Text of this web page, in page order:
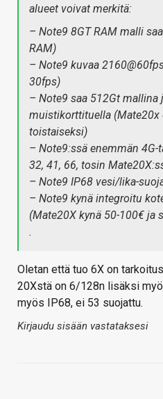
alueet voivat merkitä:
– Note9 8GT RAM malli
RAM)
– Note9 kuvaa
30fps)
– Note9 saa 512Gt mallina
muistikorttituella (Mate20x
toistaiseksi)
– Note9:ssä enemmän
32, 41, 66, tosin
– Note9 IP68 vesi/lika-
– Note9 kynä integroitu
(Mate20X kynä 50-100€ ja
.
Oletan että tuo 6X on
20Xstä on 6/128n lisäksi
myös IP68, ei 53 suojattu.
Kirjaudu sisään vastataksesi